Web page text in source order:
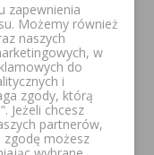
TIM BRODZIK
100X90 CM
BIAŁY
170771
zapewnienia
Możemy również
naszych
w
do
i
zgody, którą
Jeżeli chcesz
partnerów,
zgodę możesz